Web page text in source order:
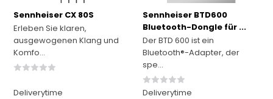
Sennheiser CX 80S
Erleben Sie klaren,
ausgewogenen Klang und
Komfo...
Deliverytime
Sennheiser BTD600
Bluetooth-Dongle für ...
Der BTD 600 ist ein
Bluetooth®-Adapter, der
spe...
Deliverytime